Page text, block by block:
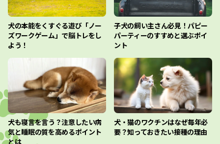
犬の本能をくすぐる遊び「ノー
ズワークゲーム」で脳トレをし
よう！
子犬の飼い主さん必見！パピー
パーティーのすすめと選ぶポイ
ント
犬も寝言を言う？注意したい病
気と睡眠の質を高めるポイント
とは
犬・猫のワクチンはなぜ毎年必
要？知っておきたい接種の理由